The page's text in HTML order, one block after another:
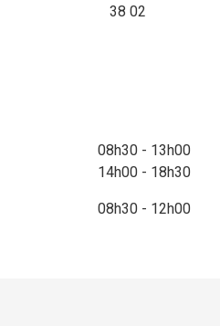
38 02
08h30 - 13h00
14h00 - 18h30
08h30 - 12h00